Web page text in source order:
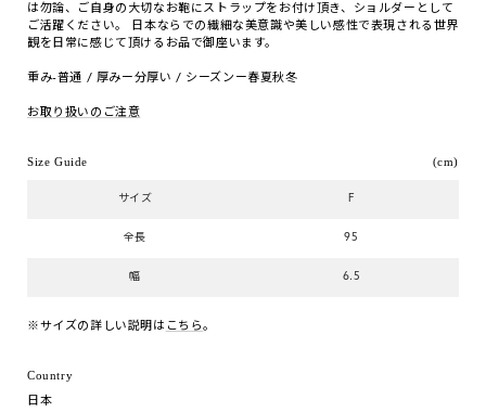
は勿論、ご自身の大切なお鞄にストラップをお付け頂き、ショルダーとして
ご活躍ください。 日本ならでの繊細な美意識や美しい感性で表現される世界
観を日常に感じて頂けるお品で御座います。
重み-普通 / 厚みー分厚い / シーズンー春夏秋冬
お取り扱いのご注意
Size Guide (cm)
サイズ F
全長 95
幅 6.5
※サイズの詳しい説明は こちら。
Country
日本